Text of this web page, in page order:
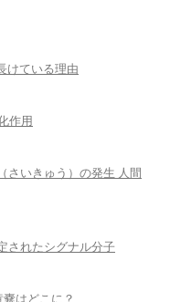
けている理由
作用
さいきゅう）の発生 人間
されたシグナル分子
はどこに？